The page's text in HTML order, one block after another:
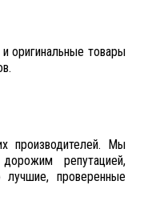
оригинальные товары
производителей. Мы
репутацией,
лучшие, проверенные